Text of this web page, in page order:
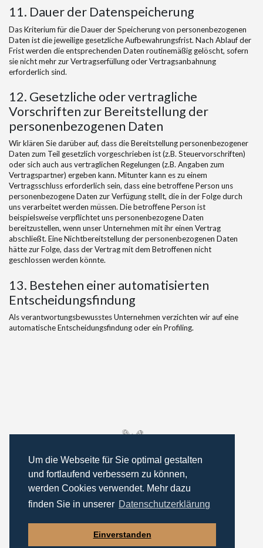
Um die Webseite für Sie optimal gestalten
und fortlaufend verbessern zu können,
werden Cookies verwendet. Mehr dazu
finden Sie in unserer Datenschutzerklärung
Einverstanden
11. Dauer der Datenspeicherung
Das Kriterium für die Dauer der Speicherung von personenbezogenen
Daten ist die jeweilige gesetzliche Aufbewahrungsfrist. Nach Ablauf der
Frist werden die entsprechenden Daten routinemäßig gelöscht, sofern
sie nicht mehr zur Vertragserfüllung oder Vertragsanbahnung
erforderlich sind.
12. Gesetzliche oder vertragliche
Vorschriften zur Bereitstellung der
personenbezogenen Daten
Wir klären Sie darüber auf, dass die Bereitstellung personenbezogener
Daten zum Teil gesetzlich vorgeschrieben ist (z.B. Steuervorschriften)
oder sich auch aus vertraglichen Regelungen (z.B. Angaben zum
Vertragspartner) ergeben kann. Mitunter kann es zu einem
Vertragsschluss erforderlich sein, dass eine betroffene Person uns
personenbezogene Daten zur Verfügung stellt, die in der Folge durch
uns verarbeitet werden müssen. Die betroffene Person ist
beispielsweise verpflichtet uns personenbezogene Daten
bereitzustellen, wenn unser Unternehmen mit ihr einen Vertrag
abschließt. Eine Nichtbereitstellung der personenbezogenen Daten
hätte zur Folge, dass der Vertrag mit dem Betroffenen nicht
geschlossen werden könnte.
13. Bestehen einer automatisierten
Entscheidungsfindung
Als verantwortungsbewusstes Unternehmen verzichten wir auf eine
automatische Entscheidungsfindung oder ein Profiling.